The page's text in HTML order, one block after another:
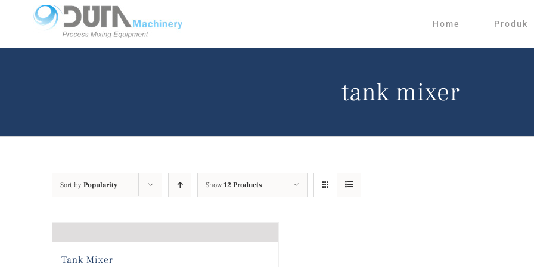
content
Home Produk
tank mixer
Sort by Popularity Show 12 Products
Tank Mixer